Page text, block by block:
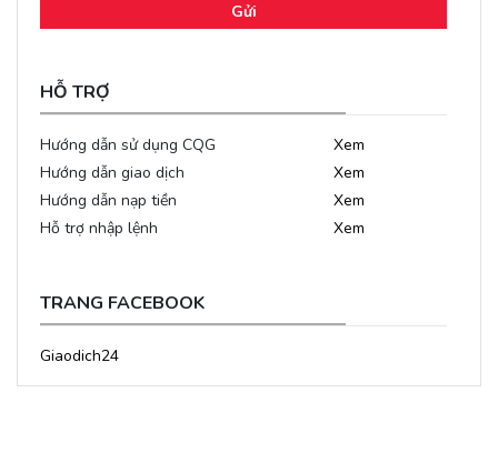
Gửi
HỖ TRỢ
Hướng dẫn sử dụng CQG
Xem
Hướng dẫn giao dịch
Xem
Hướng dẫn nạp tiền
Xem
Hỗ trợ nhập lệnh
Xem
TRANG FACEBOOK
Giaodich24